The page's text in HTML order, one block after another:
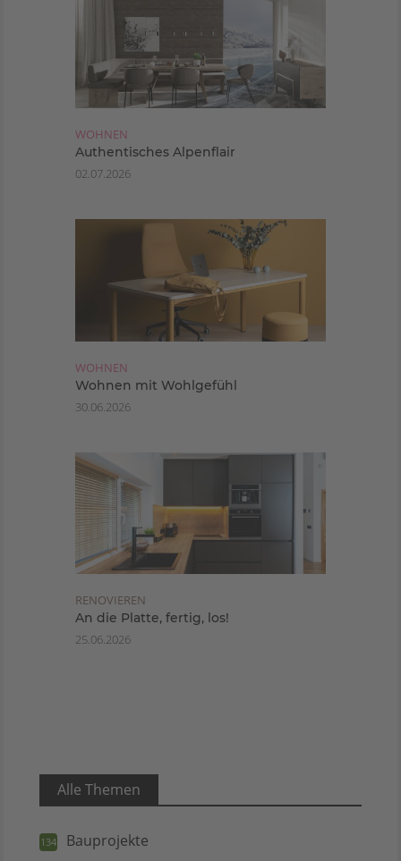
WOHNEN
Authentisches Alpenflair
02.07.2026
WOHNEN
Wohnen mit Wohlgefühl
30.06.2026
RENOVIEREN
An die Platte, fertig, los!
25.06.2026
Alle Themen
134 Bauprojekte